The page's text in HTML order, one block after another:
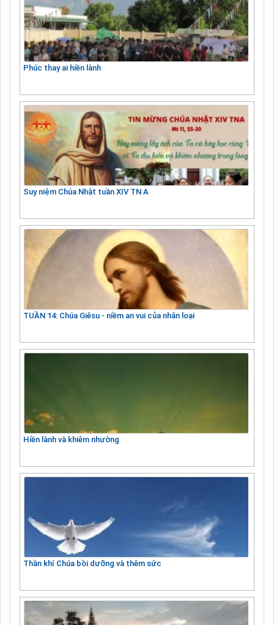
Phúc thay ai hiền lành
Suy niệm Chúa Nhật tuần XIV TN A
TUẦN 14: Chúa Giêsu - niềm an vui của nhân loại
Hiền lành và khiêm nhường
Thần khí Chúa bồi dưỡng và thêm sức